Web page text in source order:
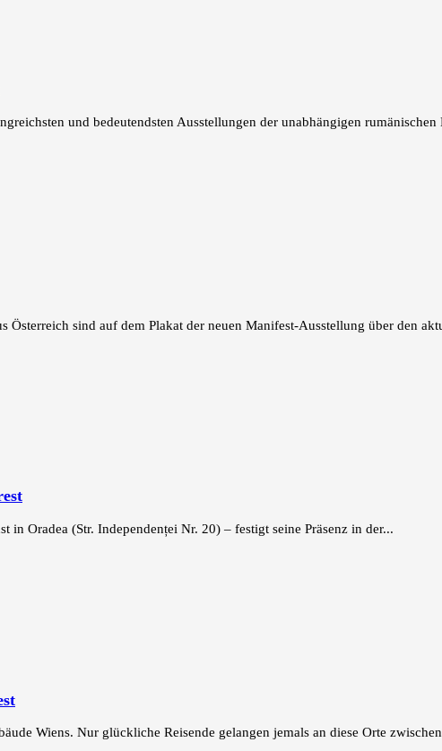
und bedeutendsten Ausstellungen der unabhängigen
sind auf dem Plakat der neuen Manifest-Ausstellung über den
Oradea (Str. Independenței Nr. 20) – festigt seine Präsenz in der...
Wiens. Nur glückliche Reisende gelangen jemals an diese Orte